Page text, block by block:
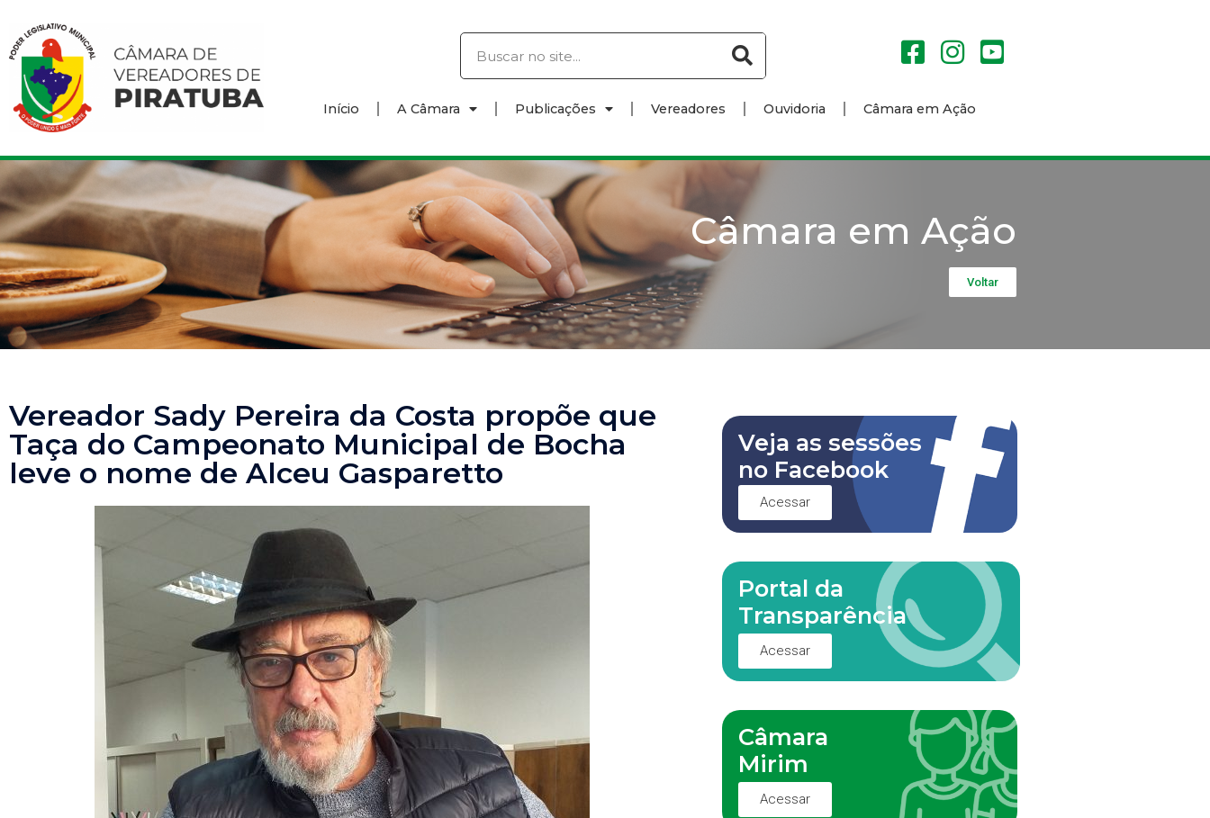
Início A Câmara Publicações Vereadores Ouvidoria Câmara em Ação
Câmara em Ação
Voltar
Vereador Sady Pereira da Costa propõe que
Taça do Campeonato Municipal de Bocha
leve o nome de Alceu Gasparetto
Veja as sessões
no Facebook
Acessar
Portal da
Transparência
Acessar
Câmara
Mirim
Acessar